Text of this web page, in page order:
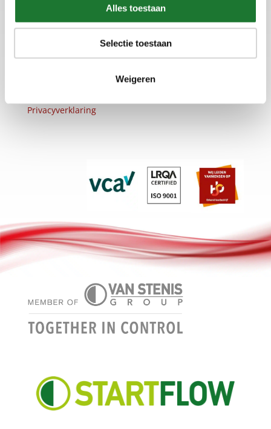
Alles toestaan
Selectie toestaan
Weigeren
Privacyverklaring